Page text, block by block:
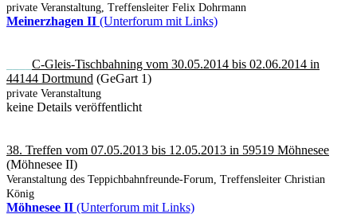
private Veranstaltung, Treffensleiter Felix Dohrmann
Meinerzhagen II (Unterforum mit Links)
C-Gleis-Tischbahning vom 30.05.2014 bis 02.06.2014 in
44144 Dortmund (GeGart 1)
private Veranstaltung
keine Details veröffentlicht
38. Treffen vom 07.05.2013 bis 12.05.2013 in 59519 Möhnesee
(Möhnesee II)
Veranstaltung des Teppichbahnfreunde-Forum, Treffensleiter Christian
König
Möhnesee II (Unterforum mit Links)